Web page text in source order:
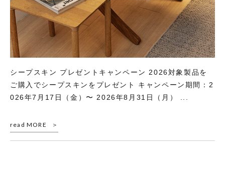
シープスキン プレゼントキャンペーン 2026対象製品を
ご購入でシープスキンをプレゼント キャンペーン期間：2
026年7月17日（金）〜 2026年8月31日（月） ...
read MORE